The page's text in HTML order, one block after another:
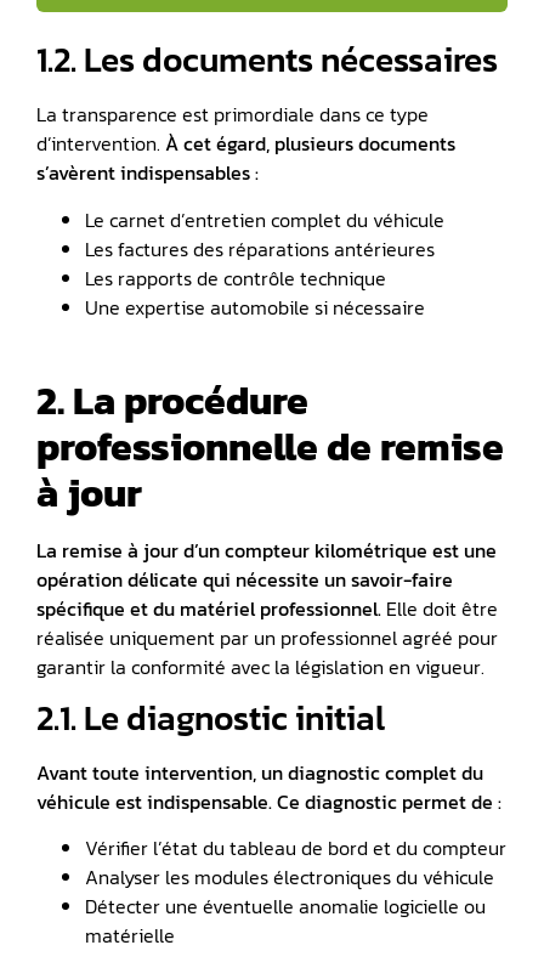
1.2. Les documents nécessaires
La transparence est primordiale dans ce type
d’intervention. À cet égard, plusieurs documents
s’avèrent indispensables :
Le carnet d’entretien complet du véhicule
Les factures des réparations antérieures
Les rapports de contrôle technique
Une expertise automobile si nécessaire
2. La procédure
professionnelle de remise
à jour
La remise à jour d’un compteur kilométrique est une
opération délicate qui nécessite un savoir-faire
spécifique et du matériel professionnel. Elle doit être
réalisée uniquement par un professionnel agréé pour
garantir la conformité avec la législation en vigueur.
2.1. Le diagnostic initial
Avant toute intervention, un diagnostic complet du
véhicule est indispensable. Ce diagnostic permet de :
Vérifier l’état du tableau de bord et du compteur
Analyser les modules électroniques du véhicule
Détecter une éventuelle anomalie logicielle ou
matérielle